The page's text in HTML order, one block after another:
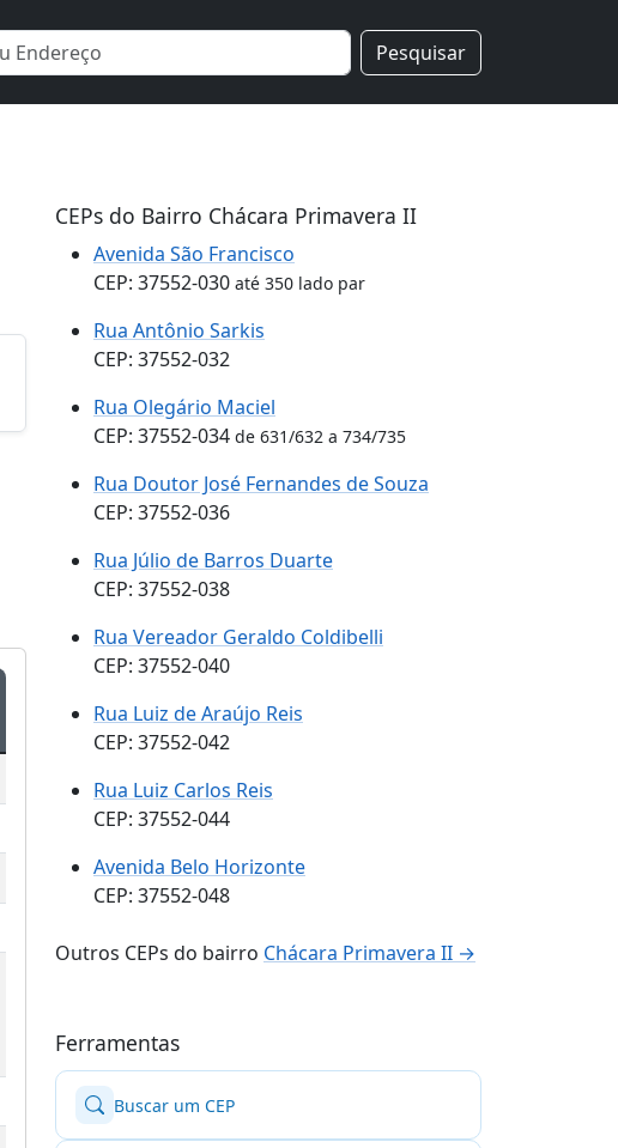
Pesquisar
CEPs do Bairro Chácara Primavera II
Avenida São Francisco
CEP: 37552-030 até 350 lado par
Rua Antônio Sarkis
CEP: 37552-032
Rua Olegário Maciel
CEP: 37552-034 de 631/632 a 734/735
Rua Doutor José Fernandes de Souza
CEP: 37552-036
Rua Júlio de Barros Duarte
CEP: 37552-038
Rua Vereador Geraldo Coldibelli
CEP: 37552-040
Rua Luiz de Araújo Reis
CEP: 37552-042
Rua Luiz Carlos Reis
CEP: 37552-044
Avenida Belo Horizonte
CEP: 37552-048
Outros CEPs do bairro Chácara Primavera II →
Ferramentas
Buscar um CEP